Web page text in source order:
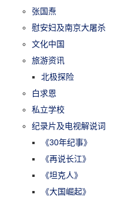
张国焘
慰安妇及南京大屠杀
文化中国
旅游资讯
北极探险
白求恩
私立学校
纪录片及电视解说词
《30年纪事》
《再说长江》
《坦克人》
《大国崛起》